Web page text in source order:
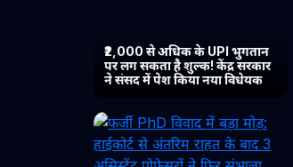
₹2,000 से अधिक के UPI भुगतान
पर लग सकता है शुल्क! केंद्र सरकार
ने संसद में पेश किया नया विधेयक